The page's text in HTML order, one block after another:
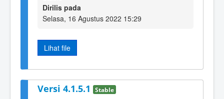
Dirilis pada
Selasa, 16 Agustus 2022 15:29
Lihat file
Versi 4.1.5.1 Stable